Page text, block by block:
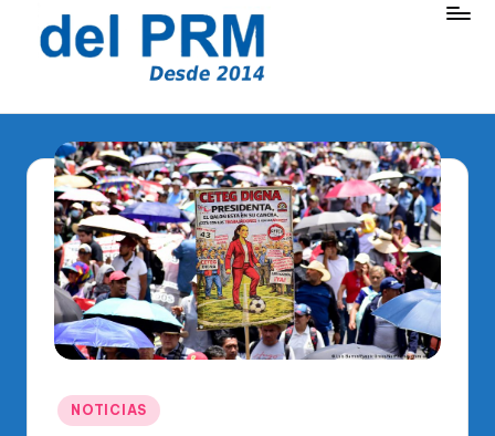
contenido
ri
o
di
o
O
Del
PRM
Publicado
en
NOTICIAS